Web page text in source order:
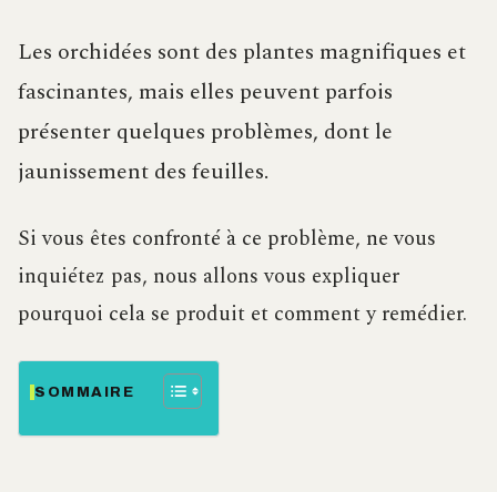
Les orchidées sont des plantes magnifiques et
fascinantes, mais elles peuvent parfois
présenter quelques problèmes, dont le
jaunissement des feuilles.
Si vous êtes confronté à ce problème, ne vous
inquiétez pas, nous allons vous expliquer
pourquoi cela se produit et comment y remédier.
SOMMAIRE